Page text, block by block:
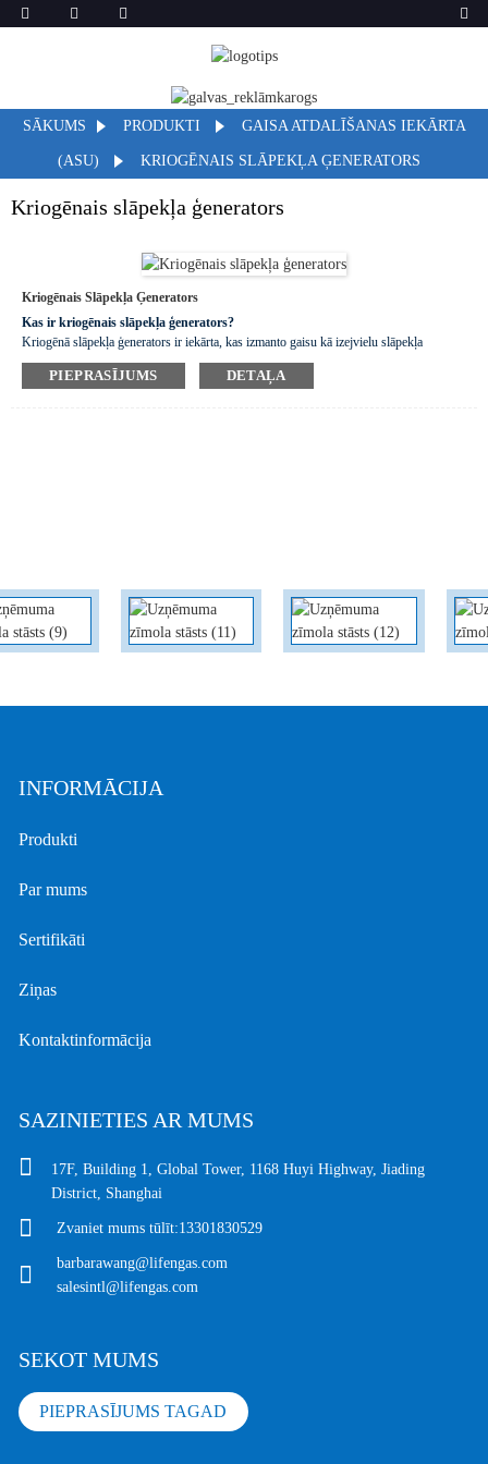
SĀKUMS PRODUKTI GAISA ATDALĪŠANAS IEKĀRTA
(ASU) KRIOGĒNAIS SLĀPEKĻA ĢENERATORS
Kriogēnais slāpekļa ģenerators
Kriogēnais Slāpekļa Ģenerators
Kas ir kriogēnais slāpekļa ģenerators?
Kriogēnā slāpekļa ģenerators ir iekārta, kas izmanto gaisu kā izejvielu slāpekļa
ražošanai, izmantojot virkni procesu: gaisa filtrēšanu, saspiešanu, iepriekšēju
atdzesēšanu, attīrīšanu, kriogēnu siltumapmaiņu un frakcionēšanu. Ģeneratora
PIEPRASĪJUMS DETAĻA
INFORMĀCIJA
Produkti
Par mums
Sertifikāti
Ziņas
Kontaktinformācija
SAZINIETIES AR MUMS
17F, Building 1, Global Tower, 1168 Huyi Highway, Jiading
District, Shanghai
Zvaniet mums tūlīt:13301830529
barbarawang@lifengas.com
salesintl@lifengas.com
SEKOT MUMS
PIEPRASĪJUMS TAGAD